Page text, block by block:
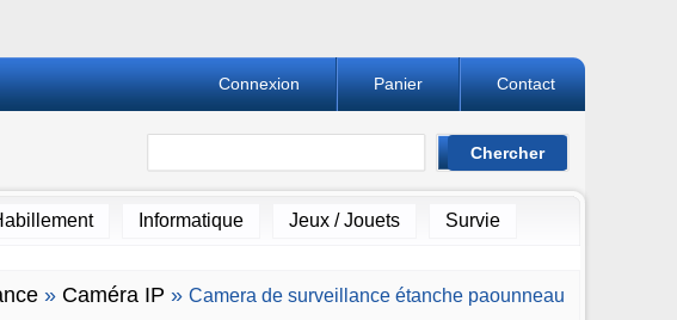
Contact
Panier
Connexion
Informatique Jeux / Jouets
Survie
» Caméra IP » Camera de surveillance étanche paounneau